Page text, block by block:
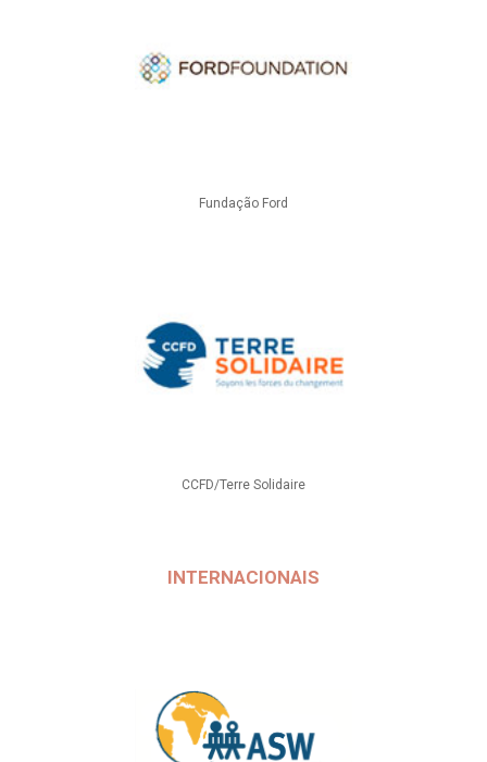
Fundação Ford
CCFD/Terre Solidaire
INTERNACIONAIS